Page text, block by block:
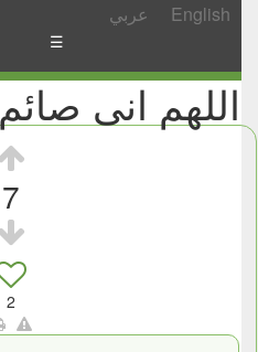
عربي English
☰
اللهم انى صائم
7
2